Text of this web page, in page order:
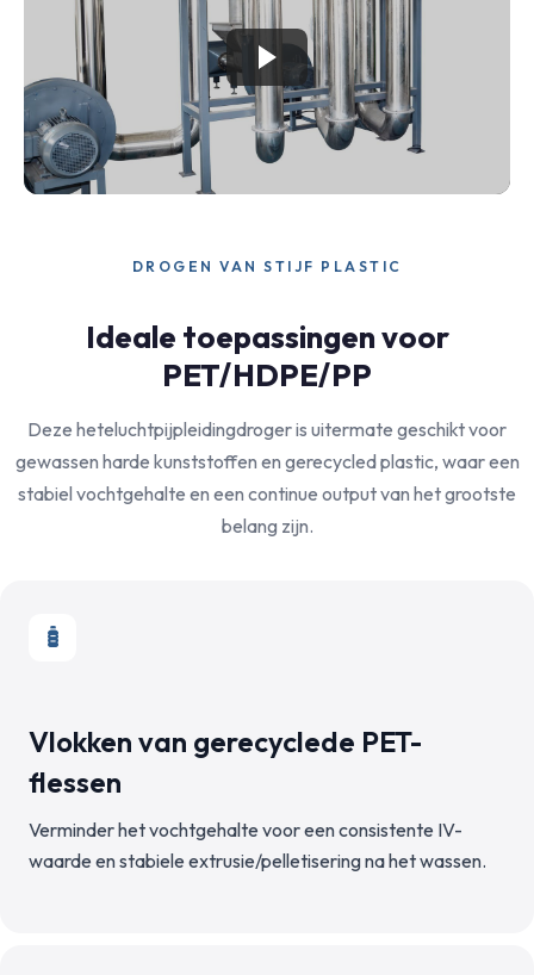
DROGEN VAN STIJF PLASTIC
Ideale toepassingen voor
PET/HDPE/PP
Deze heteluchtpijpleidingdroger is uitermate geschikt voor
gewassen harde kunststoffen en gerecycled plastic, waar een
stabiel vochtgehalte en een continue output van het grootste
belang zijn.
Vlokken van gerecyclede PET-
flessen
Verminder het vochtgehalte voor een consistente IV-
waarde en stabiele extrusie/pelletisering na het wassen.